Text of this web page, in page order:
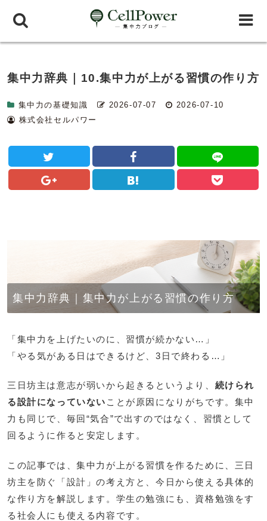
集中力辞典｜10.集中力が上がる習慣の作り方
集中力の基礎知識 2026-07-07
2026-07-10
株式会社セルパワー
集中力辞典｜集中力が上がる習慣の作り方
「集中力を上げたいのに、習慣が続かない…」
「やる気がある日はできるけど、3日で終わる…」
三日坊主は意志が弱いから起きるというより、 続けられ
る設計になっていない ことが原因になりがちです。集中
力も同じで、毎回“気合”で出すのではなく、習慣として
回るように作ると安定します。
この記事では、集中力が上がる習慣を作るために、三日
坊主を防ぐ「設計」の考え方と、今日から使える具体的
な作り方を解説します。学生の勉強にも、資格勉強をす
る社会人にも使える内容です。